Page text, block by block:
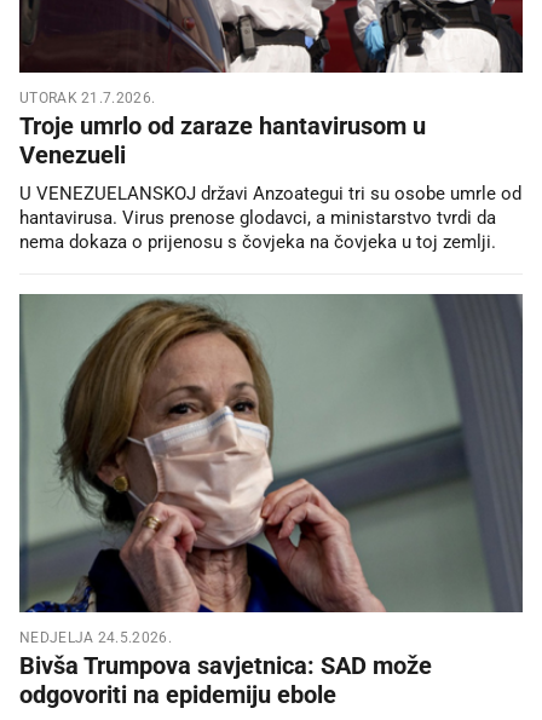
UTORAK 21.7.2026.
Troje umrlo od zaraze hantavirusom u
Venezueli
U VENEZUELANSKOJ državi Anzoategui tri su osobe umrle od
hantavirusa. Virus prenose glodavci, a ministarstvo tvrdi da
nema dokaza o prijenosu s čovjeka na čovjeka u toj zemlji.
NEDJELJA 24.5.2026.
Bivša Trumpova savjetnica: SAD može
odgovoriti na epidemiju ebole